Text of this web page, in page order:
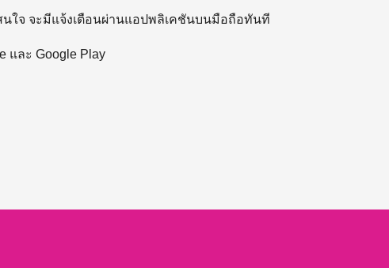
ใจ จะมีแจ้งเตือนผ่านแอปพลิเคชันบนมือถือทันที
และ Google Play